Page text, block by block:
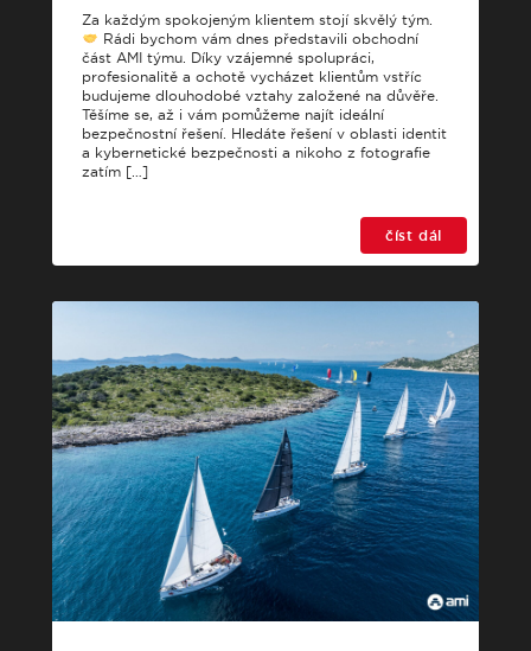
Za každým spokojeným klientem stojí skvělý tým.
Rádi bychom vám dnes představili obchodní
část AMI týmu. Díky vzájemné spolupráci,
profesionalitě a ochotě vycházet klientům vstříc
budujeme dlouhodobé vztahy založené na důvěře.
Těšíme se, až i vám pomůžeme najít ideální
bezpečnostní řešení. Hledáte řešení v oblasti identit
a kybernetické bezpečnosti a nikoho z fotografie
zatím […]
číst dál